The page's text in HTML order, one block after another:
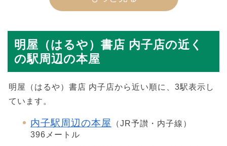
明屋（はるや）書店 内子店の近く
の駅周辺の本屋
明屋（はるや）書店 内子店から近い順に、3駅表示し
ています。
内子駅周辺の本屋
（JR予讃・内子線）
396メートル